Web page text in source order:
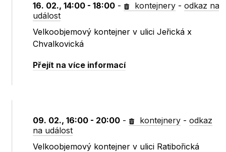
16. 02., 14:00 - 18:00 - kontejnery -odkaz na
událost
Velkoobjemový kontejner v ulici Jeřická x
Chvalkovická
Přejít na více informací
09. 02., 16:00 - 20:00 - kontejnery -odkaz
na událost
Velkoobjemový kontejner v ulici Ratibořická